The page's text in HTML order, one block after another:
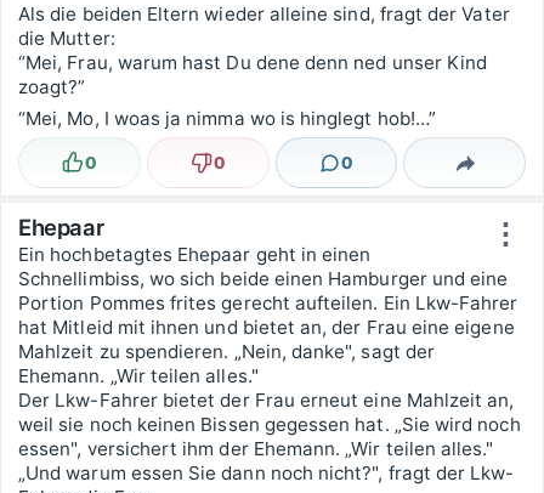
Als die beiden Eltern wieder alleine sind, fragt der Vater
die Mutter:
“Mei, Frau, warum hast Du dene denn ned unser Kind
zoagt?”
“Mei, Mo, I woas ja nimma wo is hinglegt hob!…”
Lustig
0 Nicht lustig
0 0
Kommentare Teilen
⋮
Ehepaar
Ein hochbetagtes Ehepaar geht in einen
Schnellimbiss, wo sich beide einen Hamburger und eine
Portion Pommes frites gerecht aufteilen. Ein Lkw-Fahrer
hat Mitleid mit ihnen und bietet an, der Frau eine eigene
Mahlzeit zu spendieren. „Nein, danke", sagt der
Ehemann. „Wir teilen alles."
Der Lkw-Fahrer bietet der Frau erneut eine Mahlzeit an,
weil sie noch keinen Bissen gegessen hat. „Sie wird noch
essen", versichert ihm der Ehemann. „Wir teilen alles."
„Und warum essen Sie dann noch nicht?", fragt der Lkw-